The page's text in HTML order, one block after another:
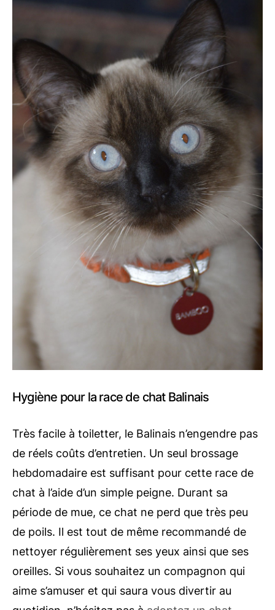
Hygiène pour la race de chat Balinais
Très facile à toiletter, le Balinais n’engendre pas
de réels coûts d’entretien. Un seul brossage
hebdomadaire est suffisant pour cette race de
chat à l’aide d’un simple peigne. Durant sa
période de mue, ce chat ne perd que très peu
de poils. Il est tout de même recommandé de
nettoyer régulièrement ses yeux ainsi que ses
oreilles. Si vous souhaitez un compagnon qui
aime s’amuser et qui saura vous divertir au